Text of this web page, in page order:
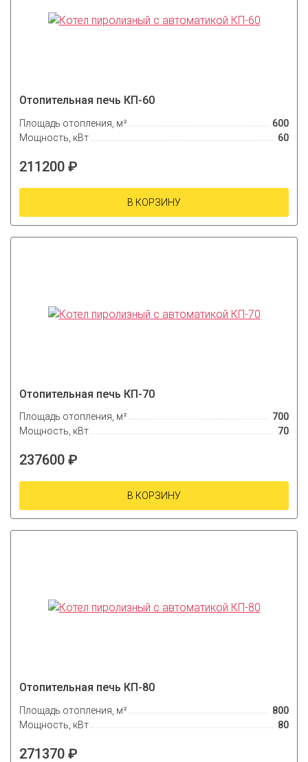
Отопительная печь КП-60
Площадь отопления, м²
600
Мощность, кВт
60
211200 ₽
В КОРЗИНУ
Отопительная печь КП-70
Площадь отопления, м²
700
Мощность, кВт
70
237600 ₽
В КОРЗИНУ
Отопительная печь КП-80
Площадь отопления, м²
800
Мощность, кВт
80
271370 ₽